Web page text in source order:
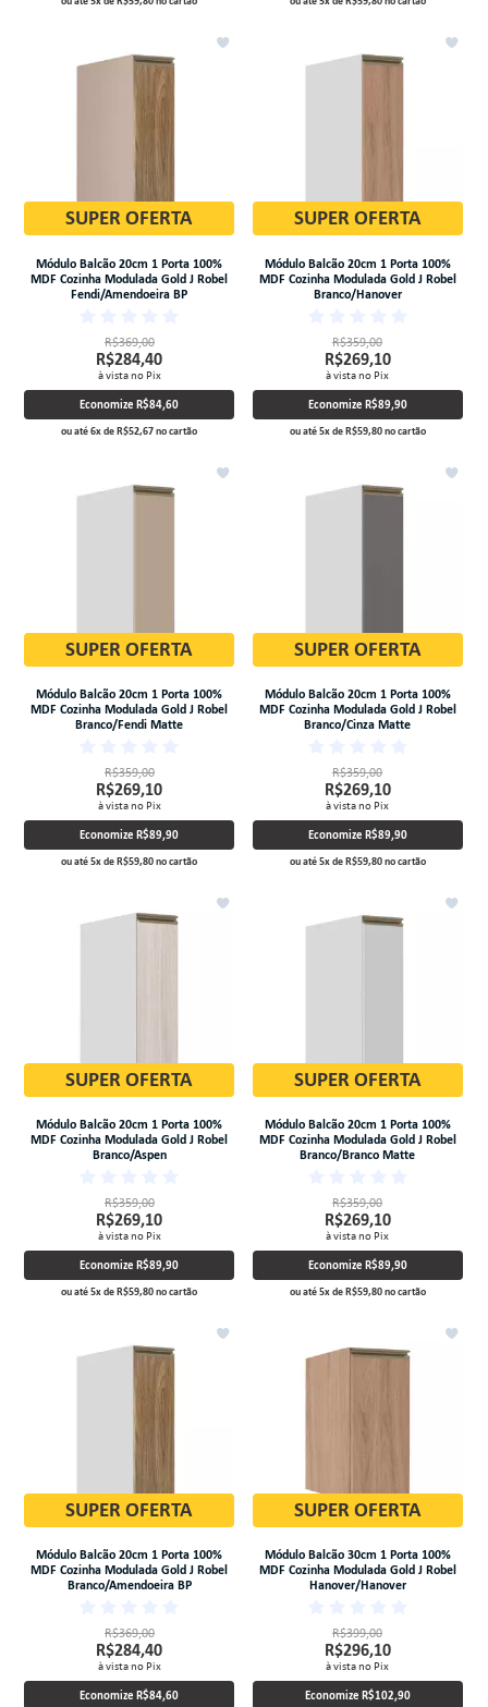
SUPER OFERTA
Módulo Balcão 20cm 1 Porta 100%
MDF Cozinha Modulada Gold J Robel
Fendi/Amendoeira BP
R$369,00
R$284,40
à vista no Pix
EconomizeR$84,60
ou até6xdeR$52,67no cartão
SUPER OFERTA
Módulo Balcão 20cm 1 Porta 100%
MDF Cozinha Modulada Gold J Robel
Branco/Hanover
R$359,00
R$269,10
à vista no Pix
Economize R$89,90
ou até5xdeR$59,80no cartão
SUPER OFERTA
Módulo Balcão 20cm 1 Porta 100%
MDF Cozinha Modulada Gold J Robel
Branco/Fendi Matte
R$359,00
R$269,10
à vista no Pix
EconomizeR$89,90
ou até5xdeR$59,80no cartão
SUPER OFERTA
Módulo Balcão 20cm 1 Porta 100%
MDF Cozinha Modulada Gold J Robel
Branco/Cinza Matte
R$359,00
R$269,10
à vista no Pix
Economize R$89,90
ou até5xdeR$59,80no cartão
SUPER OFERTA
Módulo Balcão 20cm 1 Porta 100%
MDF Cozinha Modulada Gold J Robel
Branco/Aspen
R$359,00
R$269,10
à vista no Pix
EconomizeR$89,90
ou até5xdeR$59,80no cartão
SUPER OFERTA
Módulo Balcão 20cm 1 Porta 100%
MDF Cozinha Modulada Gold J Robel
Branco/Branco Matte
R$359,00
R$269,10
à vista no Pix
Economize R$89,90
ou até5xdeR$59,80no cartão
SUPER OFERTA
Módulo Balcão 20cm 1 Porta 100%
MDF Cozinha Modulada Gold J Robel
Branco/Amendoeira BP
R$369,00
R$284,40
à vista no Pix
EconomizeR$84,60
SUPER OFERTA
Módulo Balcão 30cm 1 Porta 100%
MDF Cozinha Modulada Gold J Robel
Hanover/Hanover
R$399,00
R$296,10
à vista no Pix
Economize R$102,90